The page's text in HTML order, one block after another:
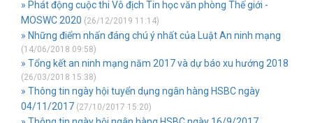
» Phát động cuộc thi Vô địch Tin học văn phòng Thế giới -
MOSWC 2020 (26/12/2019 11:14)
» Những điểm nhấn đáng chú ý nhất của Luật An ninh mạng
(14/06/2018 09:58)
» Tổng kết an ninh mạng năm 2017 và dự báo xu hướng 2018
(26/03/2018 15:38)
» Thông tin ngày hội tuyển dụng ngân hàng HSBC ngày
04/11/2017 (27/10/2017 15:20)